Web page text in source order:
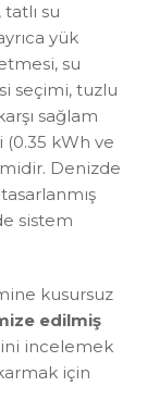
su
yük
su
seçimi, tuzlu
sağlam
kWh ve
Denizde
sistem
kusursuz
edilmiş
incelemek
için